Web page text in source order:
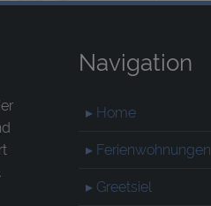
Navigation
▸ Home
▸ Ferienwohnungen
▸ Greetsiel